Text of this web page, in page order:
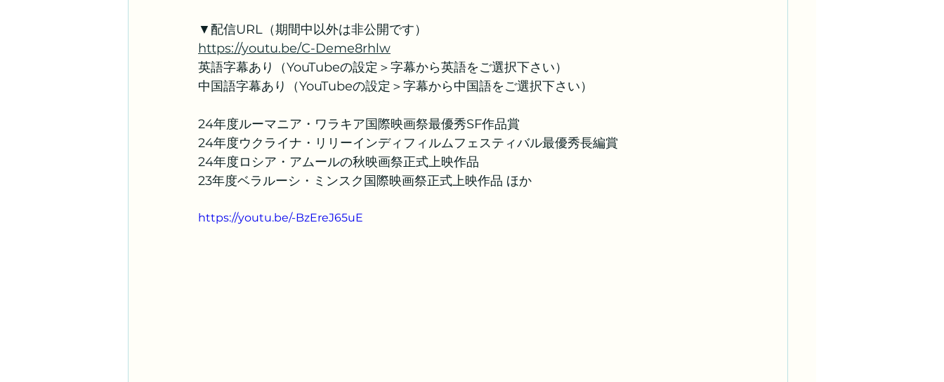
▼配信URL（期間中以外は非公開です）
https://youtu.be/C-Deme8rhlw
英語字幕あり（YouTubeの設定＞字幕から英語をご選択下さい）
中国語字幕あり（YouTubeの設定＞字幕から中国語をご選択下さい）
24年度ルーマニア・ワラキア国際映画祭最優秀SF作品賞
24年度ウクライナ・リリーインディフィルムフェスティバル最優秀長編賞
24年度ロシア・アムールの秋映画祭正式上映作品
23年度ベラルーシ・ミンスク国際映画祭正式上映作品 ほか
https://youtu.be/-BzEreJ65uE